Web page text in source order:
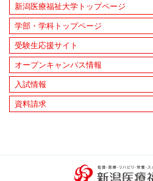
新潟医療福祉大学トップページ
学部・学科トップページ
受験生応援サイト
オープンキャンパス情報
入試情報
資料請求